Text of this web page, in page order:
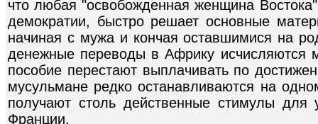
что любая "освобожденная женщина
демократии, быстро решает основные
начиная с мужа и кончая оставшимися на
денежные переводы в Африку исчисляются
пособие перестают выплачивать по
мусульмане редко останавливаются на
получают столь действенные стимулы для
Франции.